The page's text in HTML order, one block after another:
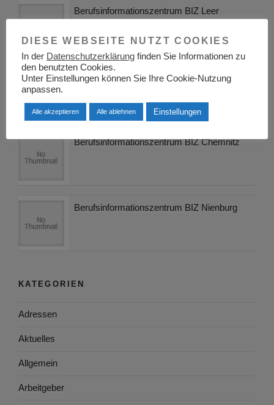
Berufsinformationszentrum BIZ Leer
Nebenjobs für Schüler und Studenten –
Berufsinformationszentrum BIZ Chemnitz
Berufsinformationszentrum BIZ Nienburg
KATEGORIEN
Adressen
Aktuelles
Allgemein
Arbeitgeber
DIESE WEBSEITE NUTZT COOKIES
In der Datenschutzerklärung finden Sie Informationen zu
den benutzten Cookies.
Unter Einstellungen können Sie Ihre Cookie-Nutzung
anpassen.
Alle akzeptieren Alle ablehnen Einstellungen